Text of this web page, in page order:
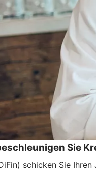
Sie
schicken Sie